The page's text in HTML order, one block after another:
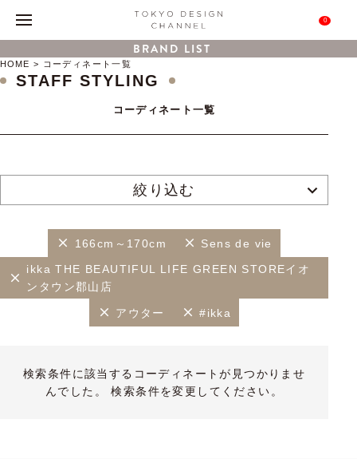
0
BRAND LIST
HOME コーディネート一覧
STAFF STYLING
コーディネート一覧
絞り込む
166cm～170cm Sens de vie
ikka THE BEAUTIFUL LIFE GREEN STOREイオ
ンタウン郡山店
アウター #ikka
検索条件に該当するコーディネートが見つかりませ
んでした。 検索条件を変更してください。